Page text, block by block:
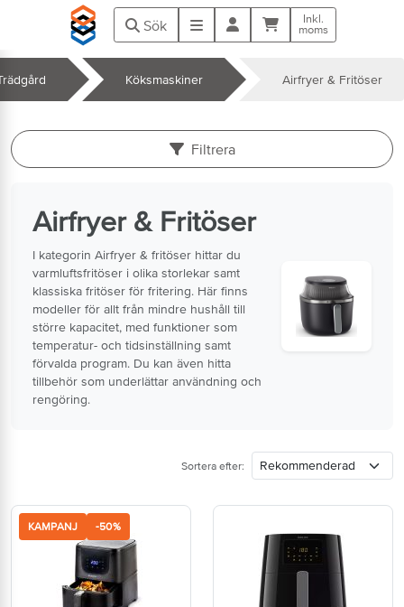
Hoppa till huvudinnehåll
Sök Meny Kundvagn
Inkl.
moms
Köksmaskiner Airfryer & Fritöser
Filtrera
Airfryer & Fritöser
I kategorin Airfryer & fritöser hittar du
varmluftsfritöser i olika storlekar samt
klassiska fritöser för fritering. Här finns
modeller för allt från mindre hushåll till
större kapacitet, med funktioner som
temperatur- och tidsinställning samt
förvalda program. Du kan även hitta
tillbehör som underlättar användning och
rengöring.
Sortera efter:
KAMPANJ -50%